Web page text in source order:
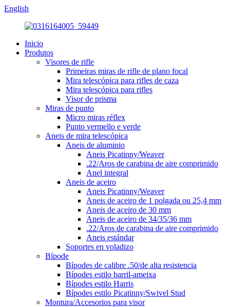
English
Inicio
Produtos
Visores de rifle
Primeiras miras de rifle de plano focal
Mira telescópica para rifles de caza
Mira telescópica para rifles
Visor de prisma
Miras de punto
Micro miras réflex
Punto vermello e verde
Aneis de mira telescópica
Aneis de aluminio
Aneis Picatinny/Weaver
.22/Aros de carabina de aire comprimido
Anel integral
Aneis de aceiro
Aneis Picatinny/Weaver
Aneis de aceiro de 1 polgada ou 25,4 mm
Aneis de aceiro de 30 mm
Aneis de aceiro de 34/35/36 mm
.22/Aros de carabina de aire comprimido
Aneis estándar
Soportes en voladizo
Bípode
Bípodes de calibre .50/de alta resistencia
Bípodes estilo barril-ameixa
Bípodes estilo Harris
Bípodes estilo Picatinny/Swivel Stud
Montura/Accesorios para visor